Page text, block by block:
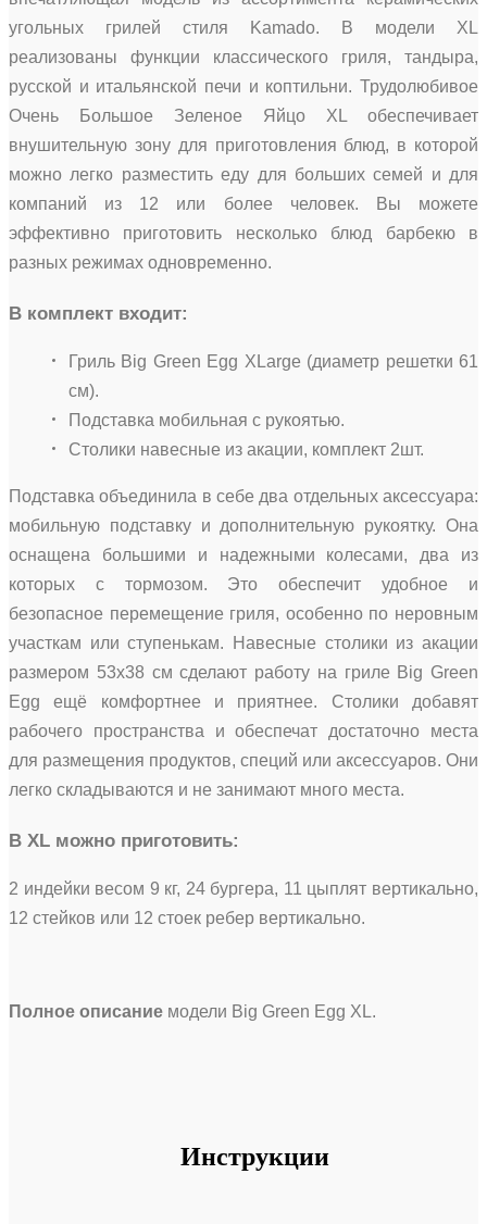
угольных грилей стиля Kamado. В модели XL
реализованы функции классического гриля, тандыра,
русской и итальянской печи и коптильни. Трудолюбивое
Очень Большое Зеленое Яйцо XL обеспечивает
внушительную зону для приготовления блюд, в которой
можно легко разместить еду для больших семей и для
компаний из 12 или более человек. Вы можете
эффективно приготовить несколько блюд барбекю в
разных режимах одновременно.
В комплект входит:
Гриль Big Green Egg XLarge (диаметр решетки 61
см).
Подставка мобильная с рукоятью.
Столики навесные из акации, комплект 2шт.
Подставка объединила в себе два отдельных аксессуара:
мобильную подставку и дополнительную рукоятку. Она
оснащена большими и надежными колесами, два из
которых с тормозом. Это обеспечит удобное и
безопасное перемещение гриля, особенно по неровным
участкам или ступенькам. Навесные столики из акации
размером 53х38 см сделают работу на гриле Big Green
Egg ещё комфортнее и приятнее. Столики добавят
рабочего пространства и обеспечат достаточно места
для размещения продуктов, специй или аксессуаров. Они
легко складываются и не занимают много места.
В XL можно приготовить:
2 индейки весом 9 кг, 24 бургера, 11 цыплят вертикально,
12 стейков или 12 стоек ребер вертикально.
Полное описание модели Big Green Egg XL.
Инструкции